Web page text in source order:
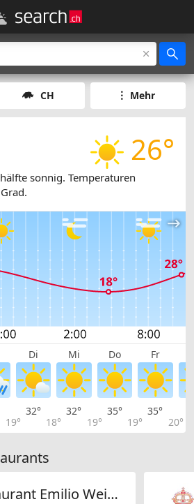
CH Mehr
26°
sonnig. Temperaturen
Di Mi Do Fr
19°
32°
18°
32°
19°
35°
19°
35°
20°
Restaurant Emilio Weinhandlung AG